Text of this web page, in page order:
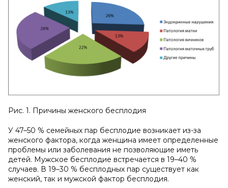
Рис. 1. Причины женского бесплодия
У 47–50 % семейных пар бесплодие возникает из-за
женского фактора, когда женщина имеет определенные
проблемы или заболевания не позволяющие иметь
детей. Мужское бесплодие встречается в 19–40 %
случаев. В 19–30 % бесплодных пар существует как
женский, так и мужской фактор бесплодия.